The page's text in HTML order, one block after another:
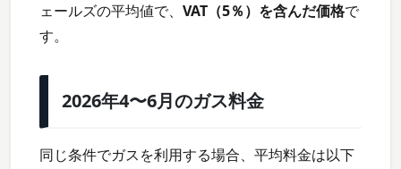
ェールズの平均値で、 VAT（5％）を含んだ価格で
す。
2026年4〜6月のガス料金
同じ条件でガスを利用する場合、平均料金は以下